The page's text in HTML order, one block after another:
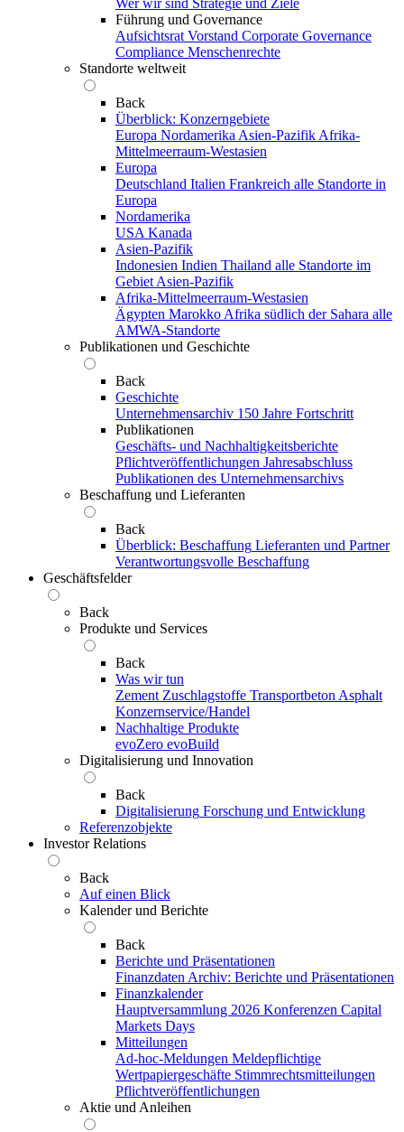
Führung und Governance
Aufsichtsrat Vorstand Corporate Governance
Compliance Menschenrechte
Standorte weltweit
Back
Überblick: Konzerngebiete
Europa Nordamerika Asien-Pazifik Afrika-
Mittelmeerraum-Westasien
Europa
Deutschland Italien Frankreich alle Standorte in
Europa
Nordamerika
USA Kanada
Asien-Pazifik
Indonesien Indien Thailand alle Standorte im
Gebiet Asien-Pazifik
Afrika-Mittelmeerraum-Westasien
Ägypten Marokko Afrika südlich der Sahara alle
AMWA-Standorte
Publikationen und Geschichte
Back
Geschichte
Unternehmensarchiv 150 Jahre Fortschritt
Publikationen
Geschäfts- und Nachhaltigkeitsberichte
Pflichtveröffentlichungen Jahresabschluss
Publikationen des Unternehmensarchivs
Beschaffung und Lieferanten
Back
Überblick: Beschaffung Lieferanten und Partner
Verantwortungsvolle Beschaffung
Geschäftsfelder
Back
Produkte und Services
Back
Was wir tun
Zement Zuschlagstoffe Transportbeton Asphalt
Konzernservice/Handel
Nachhaltige Produkte
evoZero evoBuild
Digitalisierung und Innovation
Back
Digitalisierung Forschung und Entwicklung
Referenzobjekte
Investor Relations
Back
Auf einen Blick
Kalender und Berichte
Back
Berichte und Präsentationen
Finanzdaten Archiv: Berichte und Präsentationen
Finanzkalender
Hauptversammlung 2026 Konferenzen Capital
Markets Days
Mitteilungen
Ad-hoc-Meldungen Meldepflichtige
Wertpapiergeschäfte Stimmrechtsmitteilungen
Pflichtveröffentlichungen
Aktie und Anleihen